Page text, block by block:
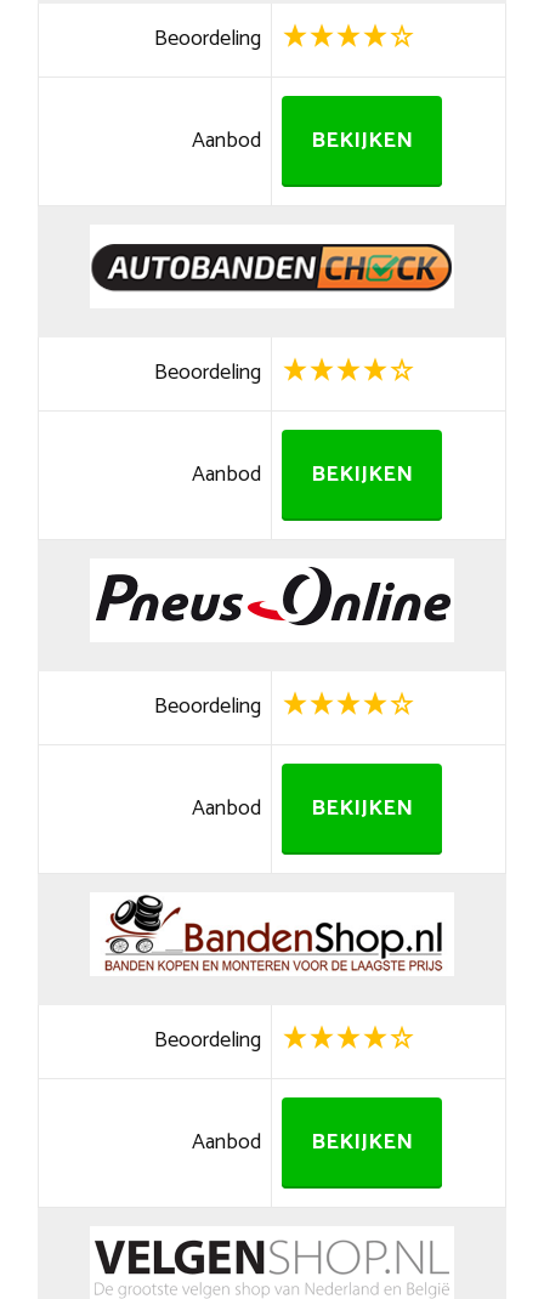
Beoordeling
Aanbod BEKIJKEN
Beoordeling
Aanbod BEKIJKEN
Beoordeling
Aanbod BEKIJKEN
Beoordeling
Aanbod BEKIJKEN